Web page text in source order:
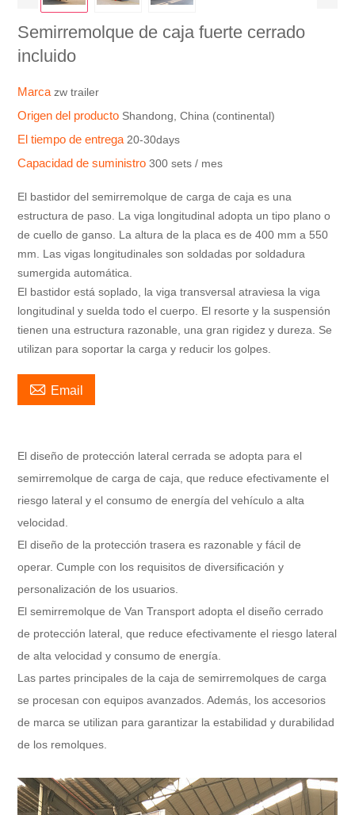
Semirremolque de caja fuerte cerrado
incluido
Marcazw trailer
Origen del producto Shandong, China (continental)
El tiempo de entrega 20-30days
Capacidad de suministro300 sets / mes
El bastidor del semirremolque de carga de caja es una
estructura de paso. La viga longitudinal adopta un tipo plano o
de cuello de ganso. La altura de la placa es de 400 mm a 550
mm. Las vigas longitudinales son soldadas por soldadura
sumergida automática.
El bastidor está soplado, la viga transversal atraviesa la viga
longitudinal y suelda todo el cuerpo. El resorte y la suspensión
tienen una estructura razonable, una gran rigidez y dureza. Se
utilizan para soportar la carga y reducir los golpes.
 Email
El diseño de protección lateral cerrada se adopta para el
semirremolque de carga de caja, que reduce efectivamente el
riesgo lateral y el consumo de energía del vehículo a alta
velocidad.
El diseño de la protección trasera es razonable y fácil de
operar. Cumple con los requisitos de diversificación y
personalización de los usuarios.
El semirremolque de Van Transport adopta el diseño cerrado
de protección lateral, que reduce efectivamente el riesgo lateral
de alta velocidad y consumo de energía.
Las partes principales de la caja de semirremolques de carga
se procesan con equipos avanzados. Además, los accesorios
de marca se utilizan para garantizar la estabilidad y durabilidad
de los remolques.